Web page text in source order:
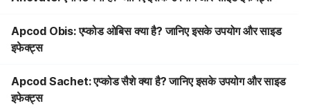
Apcod Obis: एप्कोड ओबिस क्या है? जानिए इसके उपयोग और साइड
इफेक्ट्स
Apcod Sachet: एप्कोड सैशे क्या है? जानिए इसके उपयोग और साइड
इफेक्ट्स